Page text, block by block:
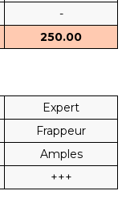
-
250.00
Expert
Frappeur
Amples
+++